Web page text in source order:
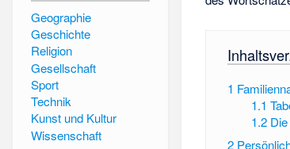
Geographie
Geschichte
Religion
Gesellschaft
Sport
Technik
Kunst und Kultur
Wissenschaft
1
1.1
1.2
2